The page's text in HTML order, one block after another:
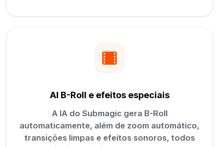
AI B-Roll e efeitos especiais
A IA do Submagic gera B-Roll
automaticamente, além de zoom automático,
transições limpas e efeitos sonoros, todos